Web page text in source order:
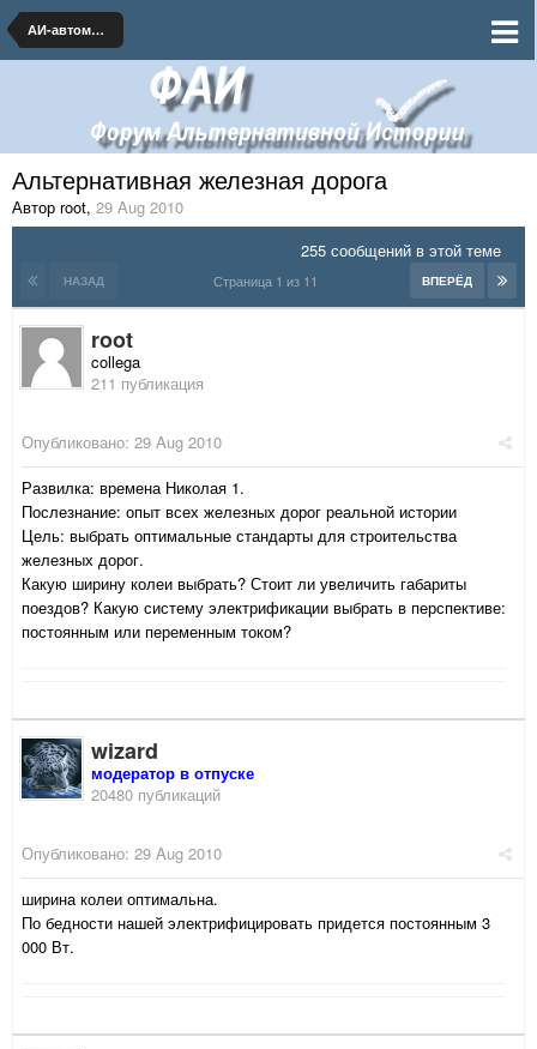
АИ-автомобилестроение и транспорт
Альтернативная железная дорога
Автор root, 29 Aug 2010
255 сообщений в этой теме
НАЗАД ВПЕРЁД
Страница 1 из 11
root
collega
211 публикация
Опубликовано: 29 Aug 2010
Развилка: времена Николая 1.
Послезнание: опыт всех железных дорог реальной истории
Цель: выбрать оптимальные стандарты для строительства
железных дорог.
Какую ширину колеи выбрать? Стоит ли увеличить габариты
поездов? Какую систему электрификации выбрать в перспективе:
постоянным или переменным током?
wizard
модератор в отпуске
20480 публикаций
Опубликовано: 29 Aug 2010
ширина колеи оптимальна.
По бедности нашей электрифицировать придется постоянным 3
000 Вт.